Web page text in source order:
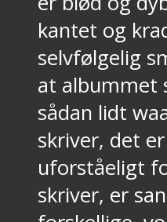
kantet og
selvfølgelig
at albummet
sådan lidt
skriver, det
uforståeligt
skriver, er